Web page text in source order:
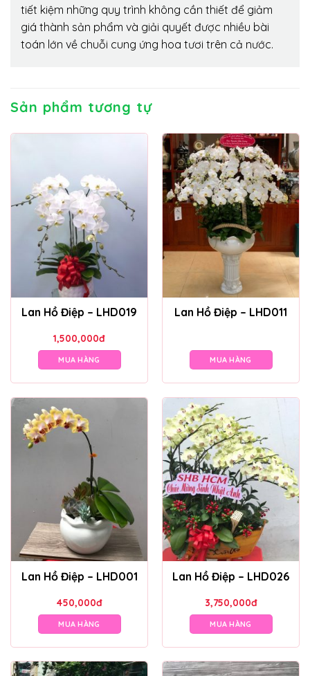
tiết kiệm những quy trình không cần thiết để giảm
giá thành sản phẩm và giải quyết được nhiều bài
toán lớn về chuỗi cung ứng hoa tươi trên cả nước.
Sản phẩm tương tự
Lan Hồ Điệp – LHD019
1,500,000đ
MUA HÀNG
Lan Hồ Điệp – LHD011
MUA HÀNG
Lan Hồ Điệp – LHD001
450,000đ
MUA HÀNG
Lan Hồ Điệp – LHD026
3,750,000đ
MUA HÀNG